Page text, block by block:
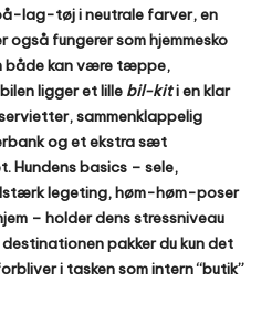
lag-tøj i neutrale farver, en
også fungerer som hjemmesko
både kan være tæppe,
ligger et lille bil-kiti en klar
sammenklappelig
og et ekstra sæt
Hundens basics – sele,
legeting, høm-høm-poser
– holder dens stressniveau
pakker du kun det
i tasken som intern “butik”